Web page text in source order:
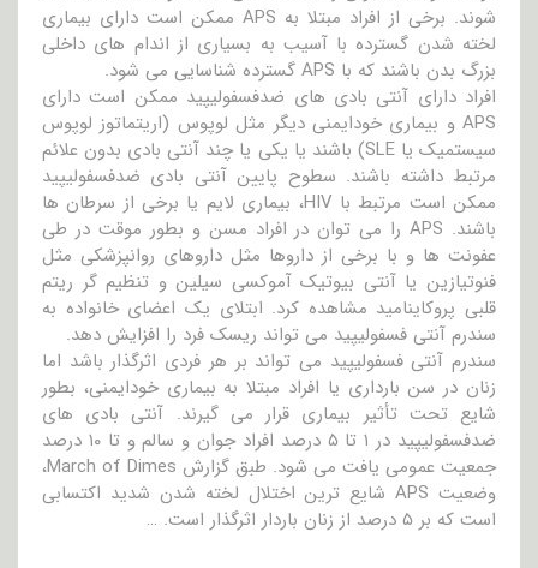
شوند. برخی از افراد مبتلا به APS ممکن است دارای بیماری
لخته شدن گسترده با آسیب به بسیاری از اندام های داخلی
بزرگ بدن باشند که با APS گسترده شناسایی می شود.
افراد دارای آنتی بادی های ضدفسفولیپید ممکن است دارای
APS و بیماری خودایمنی دیگر مثل لوپوس (اریتماتوز لوپوس
سیستمیک یا SLE) باشند یا یکی یا چند آنتی بادی بدون علائم
مرتبط داشته باشند. سطوح پایین آنتی بادی ضدفسفولیپید
ممکن است مرتبط با HIV، بیماری لایم یا برخی از سرطان ها
باشند. APS را می توان در افراد مسن و بطور موقت در طی
عفونت ها و با برخی از داروها مثل داروهای روانپزشکی مثل
فنوتیازین یا آنتی بیوتیک آموکسی سیلین و تنظیم گر ریتم
قلبی پروکاینامید مشاهده کرد. ابتلای یک اعضای خانواده به
سندرم آنتی فسفولیپید می تواند ریسک فرد را افزایش دهد.
سندرم آنتی فسفولیپید می تواند بر هر فردی اثرگذار باشد اما
زنان در سن بارداری یا افراد مبتلا به بیماری خودایمنی، بطور
شایع تحت تأثیر بیماری قرار می گیرند. آنتی بادی های
ضدفسفولیپید در ۱ تا ۵ درصد افراد جوان و سالم و تا ۱۰ درصد
جمعیت عمومی یافت می شود. طبق گزارش March of Dimes،
وضعیت APS شایع ترین اختلال لخته شدن شدید اکتسابی
است که بر ۵ درصد از زنان باردار اثرگذار است. …